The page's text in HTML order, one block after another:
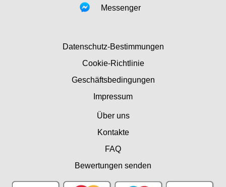
Messenger
Datenschutz-Bestimmungen
Cookie-Richtlinie
Geschäftsbedingungen
Impressum
Über uns
Kontakte
FAQ
Bewertungen senden